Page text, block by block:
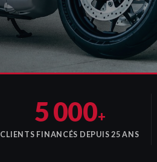
5 000+
CLIENTS FINANCÉS DEPUIS 25 ANS